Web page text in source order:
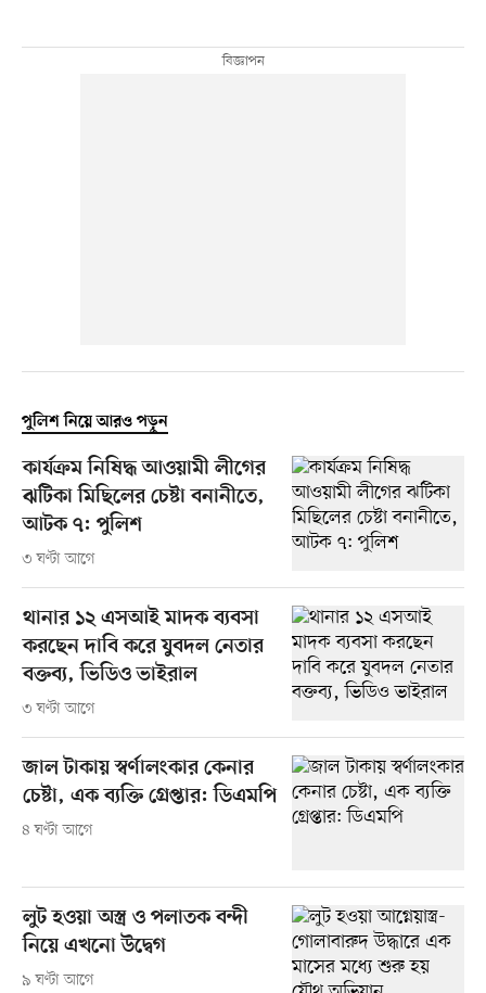
পুলিশ নিয়ে আরও পড়ুন
কার্যক্রম নিষিদ্ধ আওয়ামী লীগের
ঝটিকা মিছিলের চেষ্টা বনানীতে,
আটক ৭: পুলিশ
৩ ঘণ্টা আগে
থানার ১২ এসআই মাদক ব্যবসা
করছেন দাবি করে যুবদল নেতার
বক্তব্য, ভিডিও ভাইরাল
৩ ঘণ্টা আগে
জাল টাকায় স্বর্ণালংকার কেনার
চেষ্টা, এক ব্যক্তি গ্রেপ্তার: ডিএমপি
৪ ঘণ্টা আগে
লুট হওয়া অস্ত্র ও পলাতক বন্দী
নিয়ে এখনো উদ্বেগ
৯ ঘণ্টা আগে